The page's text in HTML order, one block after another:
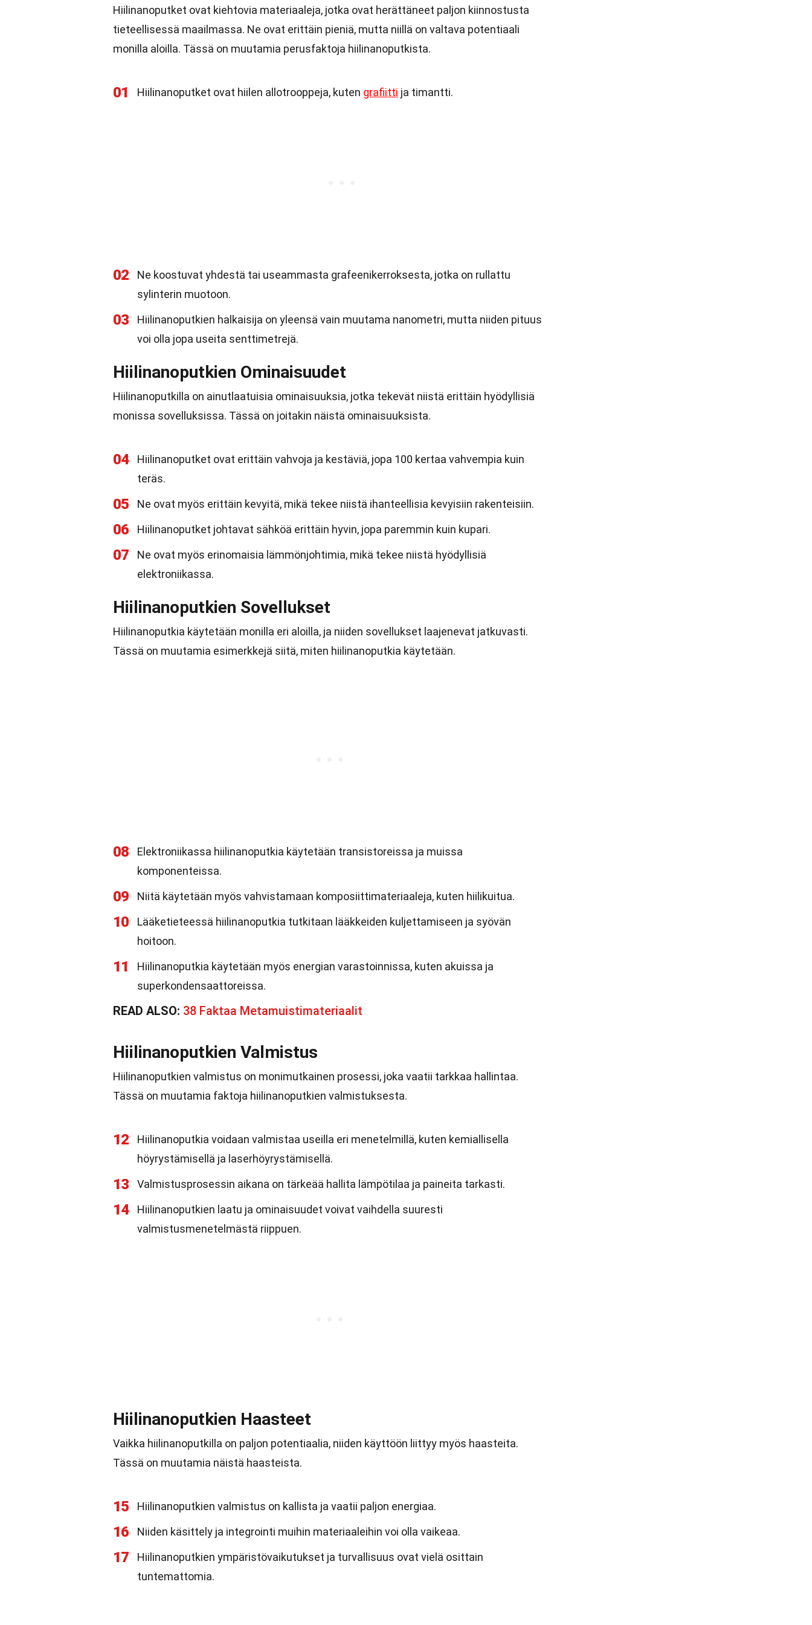
Hiilinanoputket ovat kiehtovia materiaaleja, jotka ovat herättäneet paljon kiinnostusta
tieteellisessä maailmassa. Ne ovat erittäin pieniä, mutta niillä on valtava potentiaali
monilla aloilla. Tässä on muutamia perusfaktoja hiilinanoputkista.
01 Hiilinanoputket ovat hiilen allotrooppeja, kuten grafiitti ja timantti.
02
Ne koostuvat yhdestä tai useammasta grafeenikerroksesta, jotka on rullattu
sylinterin muotoon.
03
Hiilinanoputkien halkaisija on yleensä vain muutama nanometri, mutta niiden pituus
voi olla jopa useita senttimetrejä.
Hiilinanoputkien Ominaisuudet
Hiilinanoputkilla on ainutlaatuisia ominaisuuksia, jotka tekevät niistä erittäin hyödyllisiä
monissa sovelluksissa. Tässä on joitakin näistä ominaisuuksista.
04
Hiilinanoputket ovat erittäin vahvoja ja kestäviä, jopa 100 kertaa vahvempia kuin
teräs.
05 Ne ovat myös erittäin kevyitä, mikä tekee niistä ihanteellisia kevyisiin rakenteisiin.
06 Hiilinanoputket johtavat sähköä erittäin hyvin, jopa paremmin kuin kupari.
07
Ne ovat myös erinomaisia lämmönjohtimia, mikä tekee niistä hyödyllisiä
elektroniikassa.
Hiilinanoputkien Sovellukset
Hiilinanoputkia käytetään monilla eri aloilla, ja niiden sovellukset laajenevat jatkuvasti.
Tässä on muutamia esimerkkejä siitä, miten hiilinanoputkia käytetään.
08
Elektroniikassa hiilinanoputkia käytetään transistoreissa ja muissa
komponenteissa.
09 Niitä käytetään myös vahvistamaan komposiittimateriaaleja, kuten hiilikuitua.
10
Lääketieteessä hiilinanoputkia tutkitaan lääkkeiden kuljettamiseen ja syövän
hoitoon.
11
Hiilinanoputkia käytetään myös energian varastoinnissa, kuten akuissa ja
superkondensaattoreissa.
READ ALSO: 38 Faktaa Metamuistimateriaalit
Hiilinanoputkien Valmistus
Hiilinanoputkien valmistus on monimutkainen prosessi, joka vaatii tarkkaa hallintaa.
Tässä on muutamia faktoja hiilinanoputkien valmistuksesta.
12
Hiilinanoputkia voidaan valmistaa useilla eri menetelmillä, kuten kemiallisella
höyrystämisellä ja laserhöyrystämisellä.
13 Valmistusprosessin aikana on tärkeää hallita lämpötilaa ja paineita tarkasti.
14
Hiilinanoputkien laatu ja ominaisuudet voivat vaihdella suuresti
valmistusmenetelmästä riippuen.
Hiilinanoputkien Haasteet
Vaikka hiilinanoputkilla on paljon potentiaalia, niiden käyttöön liittyy myös haasteita.
Tässä on muutamia näistä haasteista.
15 Hiilinanoputkien valmistus on kallista ja vaatii paljon energiaa.
16 Niiden käsittely ja integrointi muihin materiaaleihin voi olla vaikeaa.
17
Hiilinanoputkien ympäristövaikutukset ja turvallisuus ovat vielä osittain
tuntemattomia.